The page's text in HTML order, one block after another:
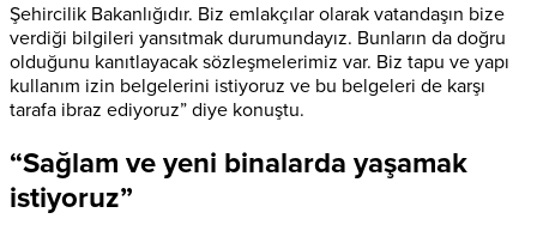
Şehircilik Bakanlığıdır. Biz emlakçılar olarak vatandaşın bize
verdiği bilgileri yansıtmak durumundayız. Bunların da doğru
olduğunu kanıtlayacak sözleşmelerimiz var. Biz tapu ve yapı
kullanım izin belgelerini istiyoruz ve bu belgeleri de karşı
tarafa ibraz ediyoruz” diye konuştu.
“Sağlam ve yeni binalarda yaşamak
istiyoruz”